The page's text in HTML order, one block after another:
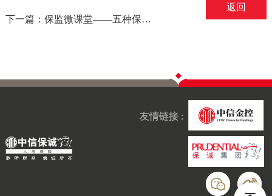
下一篇：保监微课堂——五种保险串联稳健人生
返回
友情链接 :